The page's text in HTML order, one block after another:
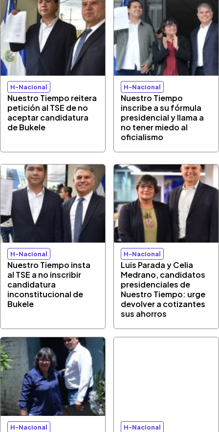
H-Nacional
Nuestro Tiempo reitera
petición al TSE de no
aceptar candidatura
de Bukele
H-Nacional
Nuestro Tiempo
inscribe a su fórmula
presidencial y llama a
no tener miedo al
oficialismo
H-Nacional
Nuestro Tiempo insta
al TSE a no inscribir
candidatura
inconstitucional de
Bukele
H-Nacional
Luis Parada y Celia
Medrano, candidatos
presidenciales de
Nuestro Tiempo: urge
devolver a cotizantes
sus ahorros
H-Nacional H-Nacional